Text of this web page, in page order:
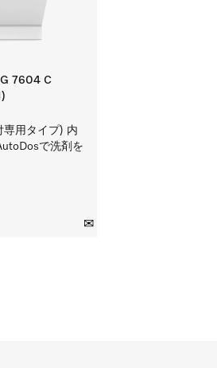
G 7604 C
用タイプ) 内
で洗剤を